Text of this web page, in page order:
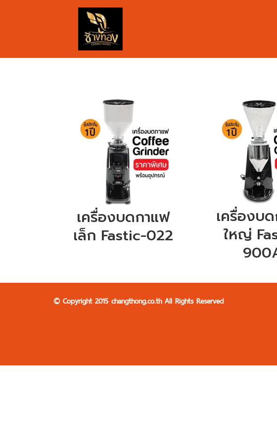
เครื่องบดกาแฟ
เล็ก Fastic-022
เครื่องบ
ใหญ่
© Copyright 2015 changthong.co.th All Rights Reserved